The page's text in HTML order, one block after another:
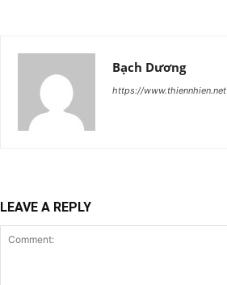
Bạch Dương
https://www.thiennhien.net
LEAVE A REPLY